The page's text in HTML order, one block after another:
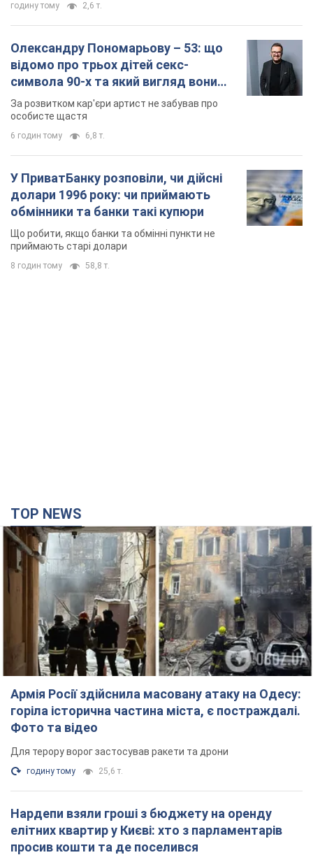
годину тому 2,6 т.
Олександру Пономарьову – 53: що
відомо про трьох дітей секс-
символа 90-х та який вигляд вони
мають
За розвитком кар'єри артист не забував про
особисте щастя
6 годин тому 6,8 т.
У ПриватБанку розповіли, чи дійсні
долари 1996 року: чи приймають
обмінники та банки такі купюри
Що робити, якщо банки та обмінні пункти не
приймають старі долари
8 годин тому 58,8 т.
TOP NEWS
Армія Росії здійснила масовану атаку на Одесу:
горіла історична частина міста, є постраждалі.
Фото та відео
Для терору ворог застосував ракети та дрони
годину тому 25,6 т.
Нардепи взяли гроші з бюджету на оренду
елітних квартир у Києві: хто з парламентарів
просив кошти та де поселився